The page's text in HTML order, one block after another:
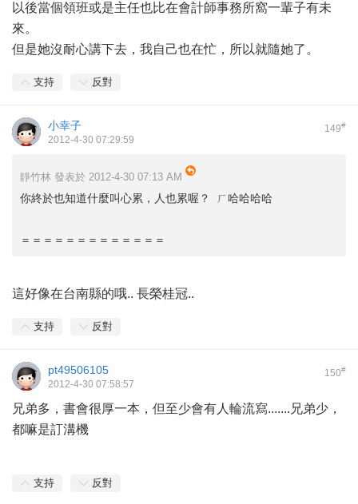
以後當個領班或是主任也比在會計師事務所窩一輩子有未
來。
但是她沒耐心講下去，我自己也在忙，所以就隨她了。
支持 反對
149#
小幸子
2012-4-30 07:29:59
靜竹林 發表於 2012-4-30 07:13 AM
你終於也知道什麼叫心累，人也累喔？ ㄏ哈哈哈哈
＝＝＝＝＝＝＝＝＝＝＝＝＝
這好像在台南縣的哦.. 長榮桂冠..
支持 反對
150#
pt49506105
2012-4-30 07:58:57
兄弟多，書會很厚一本，但至少會有人輪流寫.......兄弟少，
都嘛是訂溝機
支持 反對